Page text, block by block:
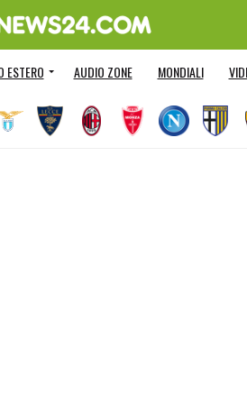
ESTERO AUDIO ZONE MONDIALI